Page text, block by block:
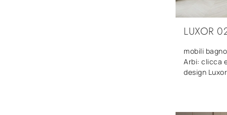
LUXOR
mobili
Arbi: clicca
design